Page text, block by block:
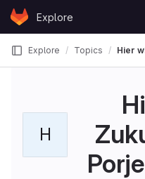
Skip to content
GitLabExplore
Explore Topics Hier
H